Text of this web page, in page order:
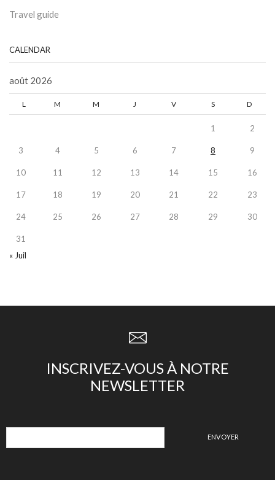
Travel guide
CALENDAR
août 2026
L M M J V S D
1 2
3 4 5 6 7 8 9
10 11 12 13 14 15 16
17 18 19 20 21 22 23
24 25 26 27 28 29 30
31
« Juil
INSCRIVEZ-VOUS À NOTRE
NEWSLETTER